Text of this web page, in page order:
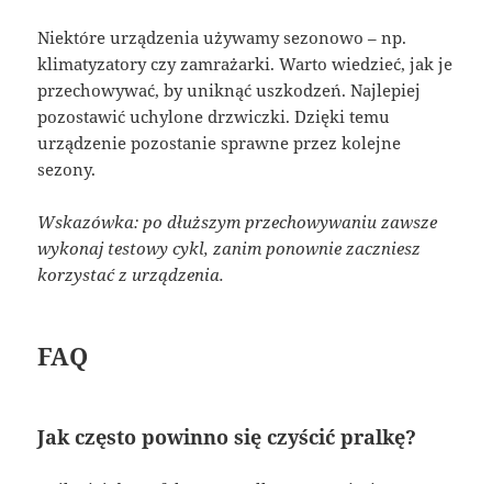
Niektóre urządzenia używamy sezonowo – np.
klimatyzatory czy zamrażarki. Warto wiedzieć, jak je
przechowywać, by uniknąć uszkodzeń. Najlepiej
pozostawić uchylone drzwiczki. Dzięki temu
urządzenie pozostanie sprawne przez kolejne
sezony.
Wskazówka: po dłuższym przechowywaniu zawsze
wykonaj testowy cykl, zanim ponownie zaczniesz
korzystać z urządzenia.
FAQ
Jak często powinno się czyścić pralkę?